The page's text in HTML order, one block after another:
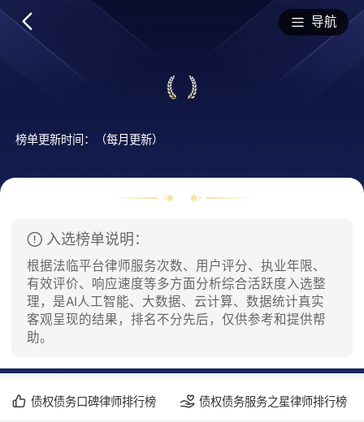
导航
榜单更新时间：（每月更新）
入选榜单说明：
根据法临平台律师服务次数、用户评分、执业年限、
有效评价、响应速度等多方面分析综合活跃度入选整
理，是AI人工智能、大数据、云计算、数据统计真实
客观呈现的结果，排名不分先后，仅供参考和提供帮
助。
债权债务口碑律师排行榜 债权债务服务之星律师排行榜